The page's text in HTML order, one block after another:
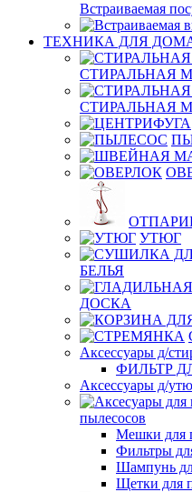
Встраиваемая
ТЕХНИКА ДЛЯ
СТИРАЛЬНАЯ
СТИРАЛЬНАЯ
УТЮГ
БЕЛЬЯ
ДОСКА
Аксессуары д/
ФИЛЬТР
Аксессуары д/
пылесосов
Мешки для
Фильтры
Шампунь
Щетки для